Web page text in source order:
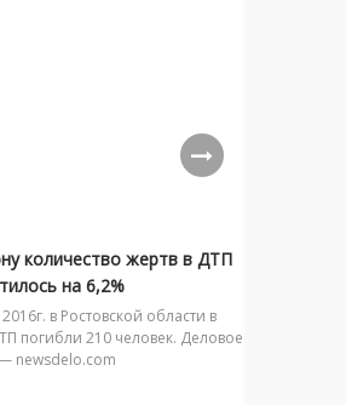
количество жертв в ДТП
на 6,2%
в Ростовской области в
погибли 210 человек. Деловое
newsdelo.com